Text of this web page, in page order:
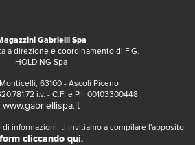
Gabrielli Spa
a direzione e coordinamento di F.G.
HOLDING Spa
63100 - Ascoli Piceno
i.v. - C.F. e P.I. 00103300448
www.gabriellispa.it
informazioni, ti invitiamo a compilare l'apposito
form cliccando qui.